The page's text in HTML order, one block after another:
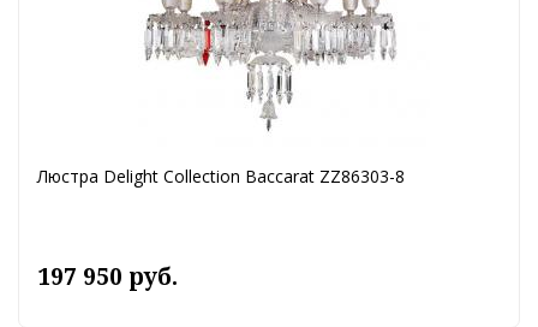
Люстра Delight Collection Baccarat ZZ86303-8
197 950 руб.